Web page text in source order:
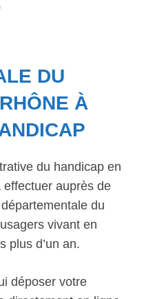
DU
À
du handicap en
auprès de
du
vivant en
plus d’un an.
déposer votre